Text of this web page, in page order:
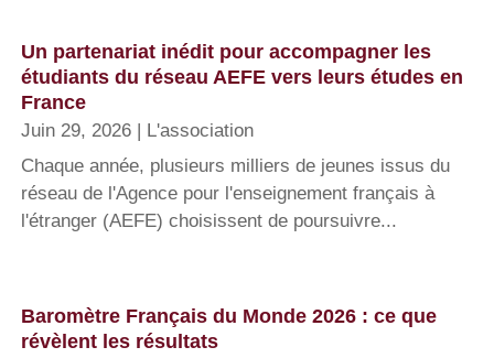
Un partenariat inédit pour accompagner les
étudiants du réseau AEFE vers leurs études en
France
Juin 29, 2026
L'association
Chaque année, plusieurs milliers de jeunes issus du
réseau de l'Agence pour l'enseignement français à
l'étranger (AEFE) choisissent de poursuivre...
Baromètre Français du Monde 2026 : ce que
révèlent les résultats